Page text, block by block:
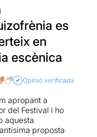
es
en
escènica
Opinió verificada
apropant a
del Festival i ho
aquesta
proposta